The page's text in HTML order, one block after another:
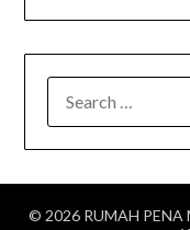
FOR:
© 2026 RUMAH PENA